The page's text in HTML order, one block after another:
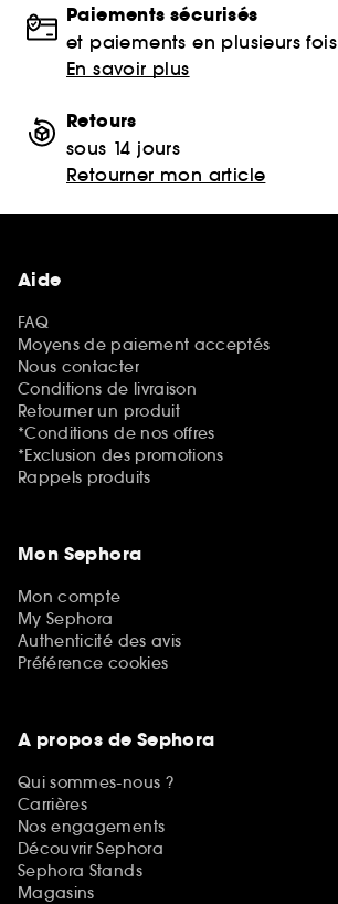
Paiements sécurisés
et paiements en plusieurs fois
En savoir plus
Retours
sous 14 jours
Retourner mon article
Aide
FAQ
Moyens de paiement acceptés
Nous contacter
Conditions de livraison
Retourner un produit
*Conditions de nos offres
*Exclusion des promotions
Rappels produits
Mon Sephora
Mon compte
My Sephora
Authenticité des avis
Préférence cookies
A propos de Sephora
Qui sommes-nous ?
Carrières
Nos engagements
Découvrir Sephora
Sephora Stands
Magasins